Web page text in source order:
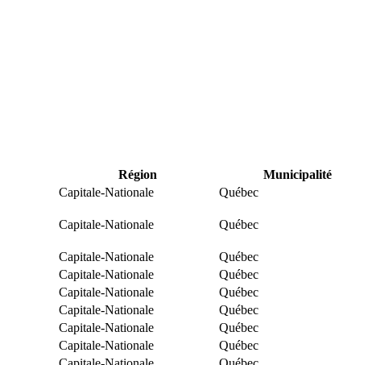
Région Municipalité
Capitale-Nationale
Québec
Capitale-Nationale Québec
Capitale-Nationale
Québec
Capitale-Nationale
Québec
Capitale-Nationale
Québec
Capitale-Nationale
Québec
Capitale-Nationale
Québec
Capitale-Nationale
Québec